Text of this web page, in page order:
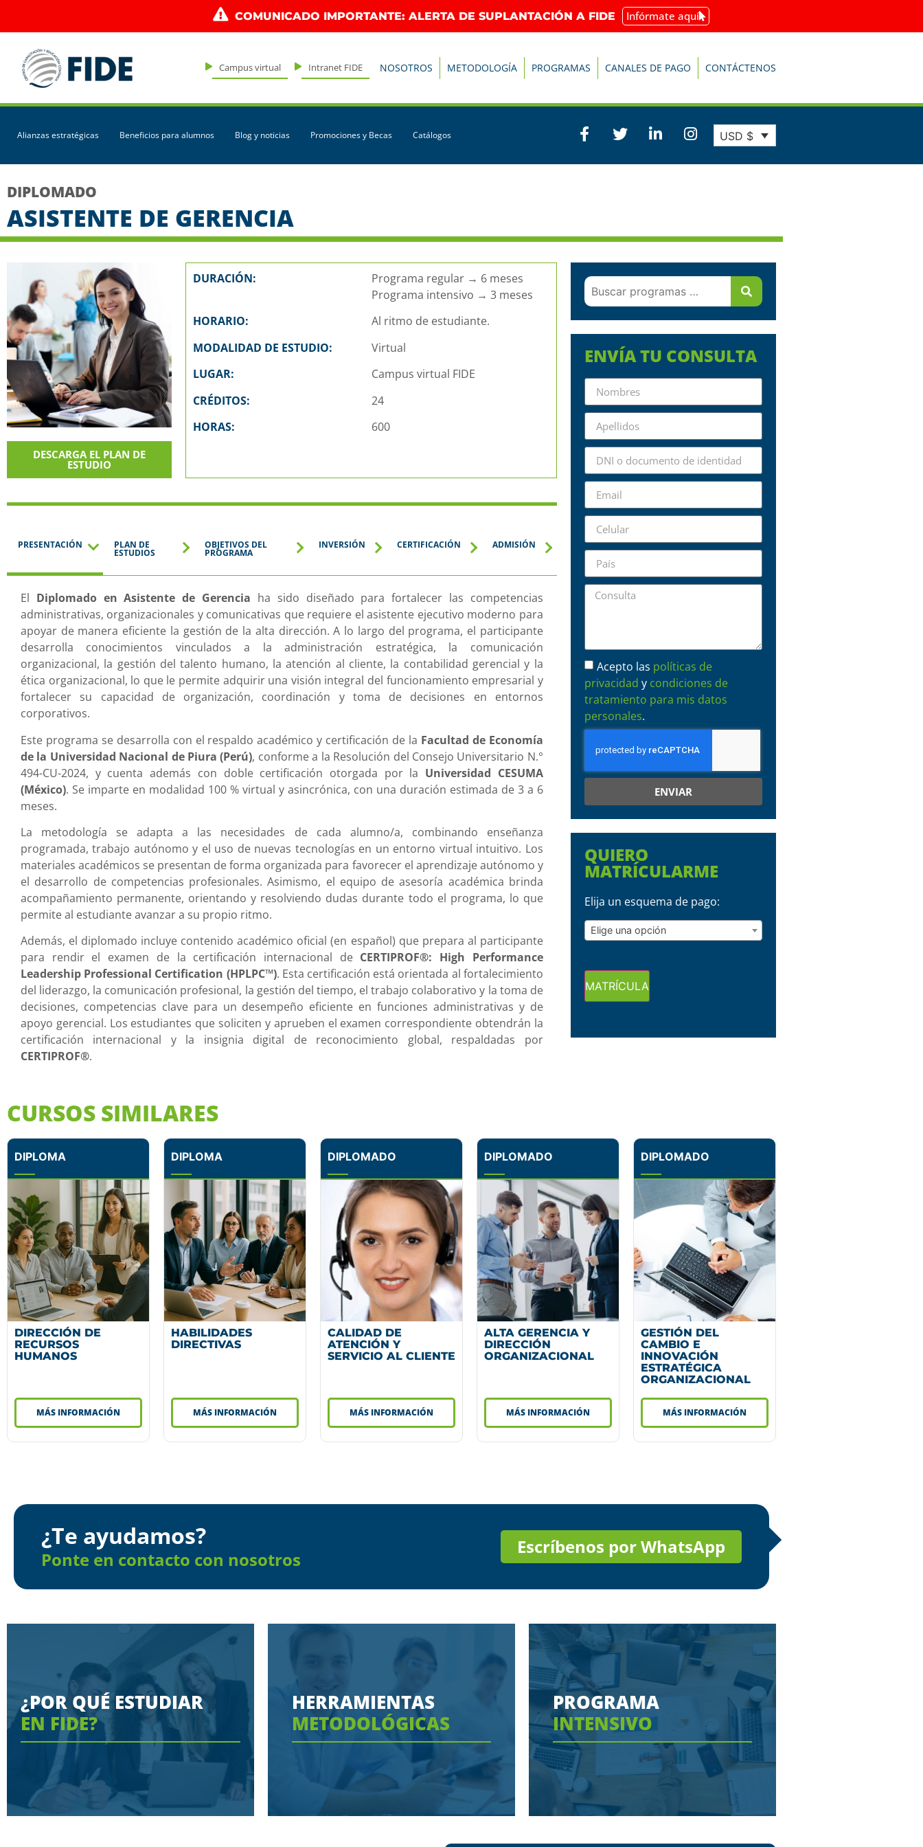
COMUNICADO IMPORTANTE: ALERTA DE SUPLANTACIÓN A FIDE Infórmate aquí
Campus virtual Intranet FIDE NOSOTROS METODOLOGÍA PROGRAMAS CANALES DE PAGO CONTÁCTENOS
Alianzas estratégicas Beneficios para alumnos Blog y noticias Promociones y Becas Catálogos USD $
DIPLOMADO
ASISTENTE DE GERENCIA
DESCARGA EL PLAN DE
ESTUDIO
DURACIÓN:
Programa regular → 6 meses
Programa intensivo → 3 meses
HORARIO:
Al ritmo de estudiante.
MODALIDAD DE ESTUDIO:
Virtual
LUGAR:
Campus virtual FIDE
CRÉDITOS:
24
HORAS:
600
PRESENTACIÓN PLAN DE
ESTUDIOS
OBJETIVOS DEL
PROGRAMA
INVERSIÓN CERTIFICACIÓN ADMISIÓN
El Diplomado en Asistente de Gerencia ha sido diseñado para fortalecer las competencias
administrativas, organizacionales y comunicativas que requiere el asistente ejecutivo moderno para
apoyar de manera eficiente la gestión de la alta dirección. A lo largo del programa, el participante
desarrolla conocimientos vinculados a la administración estratégica, la comunicación
organizacional, la gestión del talento humano, la atención al cliente, la contabilidad gerencial y la
ética organizacional, lo que le permite adquirir una visión integral del funcionamiento empresarial y
fortalecer su capacidad de organización, coordinación y toma de decisiones en entornos
corporativos.
Este programa se desarrolla con el respaldo académico y certificación de la Facultad de Economía
de la Universidad Nacional de Piura (Perú), conforme a la Resolución del Consejo Universitario N.°
494-CU-2024, y cuenta además con doble certificación otorgada por la Universidad CESUMA
(México). Se imparte en modalidad 100 % virtual y asincrónica, con una duración estimada de 3 a 6
meses.
La metodología se adapta a las necesidades de cada alumno/a, combinando enseñanza
programada, trabajo autónomo y el uso de nuevas tecnologías en un entorno virtual intuitivo. Los
materiales académicos se presentan de forma organizada para favorecer el aprendizaje autónomo y
el desarrollo de competencias profesionales. Asimismo, el equipo de asesoría académica brinda
acompañamiento permanente, orientando y resolviendo dudas durante todo el programa, lo que
permite al estudiante avanzar a su propio ritmo.
Además, el diplomado incluye contenido académico oficial (en español) que prepara al participante
para rendir el examen de la certificación internacional de CERTIPROF®: High Performance
Leadership Professional Certification (HPLPC™). Esta certificación está orientada al fortalecimiento
del liderazgo, la comunicación profesional, la gestión del tiempo, el trabajo colaborativo y la toma de
decisiones, competencias clave para un desempeño eficiente en funciones administrativas y de
apoyo gerencial. Los estudiantes que soliciten y aprueben el examen correspondiente obtendrán la
certificación internacional y la insignia digital de reconocimiento global, respaldadas por
CERTIPROF®.
ENVÍA TU CONSULTA
Acepto las políticas de
privacidad y condiciones de
tratamiento para mis datos
personales.
ENVIAR
QUIERO
MATRÍCULARME
Elija un esquema de pago:
Elige una opción
MATRÍCULA
CURSOS SIMILARES
DIPLOMA
DIRECCIÓN DE
RECURSOS
HUMANOS
MÁS INFORMACIÓN
DIPLOMA
HABILIDADES
DIRECTIVAS
MÁS INFORMACIÓN
DIPLOMADO
CALIDAD DE
ATENCIÓN Y
SERVICIO AL CLIENTE
MÁS INFORMACIÓN
DIPLOMADO
ALTA GERENCIA Y
DIRECCIÓN
ORGANIZACIONAL
MÁS INFORMACIÓN
DIPLOMADO
GESTIÓN DEL
CAMBIO E
INNOVACIÓN
ESTRATÉGICA
ORGANIZACIONAL
MÁS INFORMACIÓN
¿Te ayudamos?
Ponte en contacto con nosotros
Escríbenos por WhatsApp
¿POR QUÉ ESTUDIAR
EN FIDE?
HERRAMIENTAS
METODOLÓGICAS
PROGRAMA
INTENSIVO